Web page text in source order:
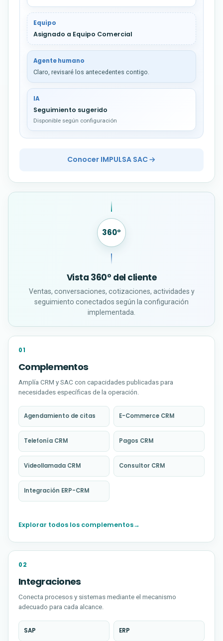
Equipo
Asignado a Equipo Comercial
Agente humano
Claro, revisaré los antecedentes contigo.
IA
Seguimiento sugerido
Disponible según configuración
Conocer IMPULSA SAC
360°
Vista 360° del cliente
Ventas, conversaciones, cotizaciones, actividades y
seguimiento conectados según la configuración
implementada.
01
Complementos
Amplía CRM y SAC con capacidades publicadas para
necesidades específicas de la operación.
Agendamiento de citas
(abre en una nueva pestaña) E-Commerce CRM
(abre en una nueva pestaña)
Telefonía CRM
(abre en una nueva pestaña) Pagos CRM
(abre en una nueva pestaña)
Videollamada CRM
(abre en una nueva pestaña) Consultor CRM
(abre en una nueva pestaña)
Integración ERP-CRM
(abre en una nueva pestaña)
Explorar todos los complementos→
(abre en una nueva pestaña)
02
Integraciones
Conecta procesos y sistemas mediante el mecanismo
adecuado para cada alcance.
SAP
(abre en una nueva pestaña)ERP
(abre en una nueva pestaña)